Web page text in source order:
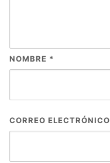
NOMBRE *
CORREO ELECTRÓNICO